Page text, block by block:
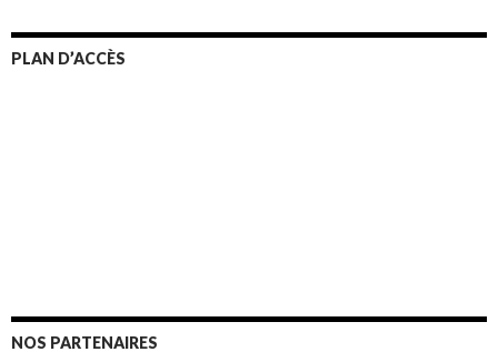
PLAN D’ACCÈS
NOS PARTENAIRES